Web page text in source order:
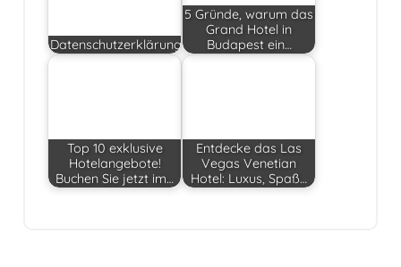
Datenschutzerklärung
5 Gründe, warum das
Grand Hotel in
Budapest ein…
Top 10 exklusive
Hotelangebote!
Buchen Sie jetzt im…
Entdecke das Las
Vegas Venetian
Hotel: Luxus, Spaß…